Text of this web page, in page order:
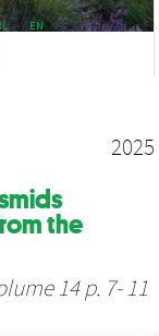
EN
2025
the
14 p. 7- 11